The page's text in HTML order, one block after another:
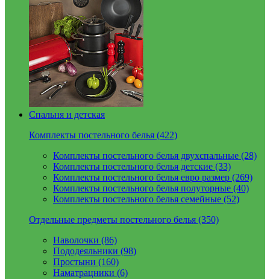
Спальня и детская
Комплекты постельного белья (422)
Комплекты постельного белья двухспальные (28)
Комплекты постельного белья детские (33)
Комплекты постельного белья евро размер (269)
Комплекты постельного белья полуторные (40)
Комплекты постельного белья семейные (52)
Отдельные предметы постельного белья (350)
Наволочки (86)
Пододеяльники (98)
Простыни (160)
Наматрацники (6)